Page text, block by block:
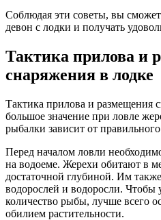
Соблюдая эти советы, вы
девон с лодки и получать
Тактика прилова и
снаряжения в лодке
Тактика прилова и размещения
большое значение при ловле
рыбалки зависит от
Перед началом ловли
на водоеме. Жерехи обитают в
достаточной глубиной. Им
водорослей и водоросли. Чтобы
количество рыбы, лучше всего
обилием растительности.